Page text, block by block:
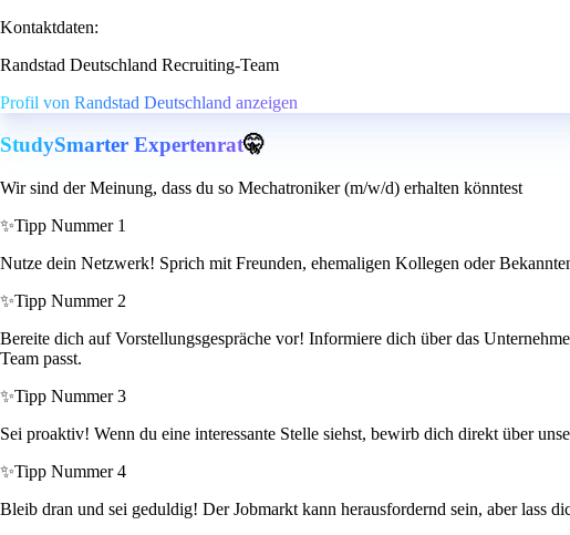
Kontaktdaten:
Randstad Deutschland Recruiting-Team
Profil von Randstad Deutschland anzeigen
StudySmarter Expertenrat🤫
Wir sind der Meinung, dass du so Mechatroniker (m/w/d) erhalten könntest
✨Tipp Nummer 1
Nutze dein Netzwerk! Sprich mit Freunden, ehemaligen Kollegen oder
✨Tipp Nummer 2
Bereite dich auf Vorstellungsgespräche vor! Informiere dich über das
Team passt.
✨Tipp Nummer 3
Sei proaktiv! Wenn du eine interessante Stelle siehst, bewirb dich direkt über
✨Tipp Nummer 4
Bleib dran und sei geduldig! Der Jobmarkt kann herausfordernd sein, aber lass